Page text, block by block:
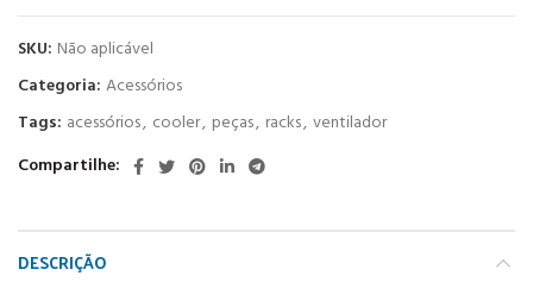
SKU: Não aplicável
Categoria: Acessórios
Tags: acessórios, cooler, peças, racks, ventilador
Compartilhe
DESCRIÇÃO